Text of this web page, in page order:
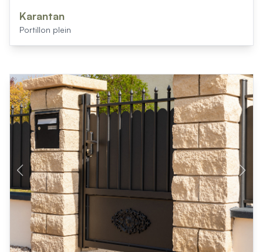
Karantan
Portillon plein